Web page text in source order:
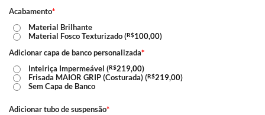
Acabamento*
Material Brilhante
Material Fosco Texturizado (R$100,00)
Adicionar capa de banco personalizada*
Inteiriça Impermeável (R$219,00)
Frisada MAIOR GRIP (Costurada) (R$219,00)
Sem Capa de Banco
Adicionar tubo de suspensão*